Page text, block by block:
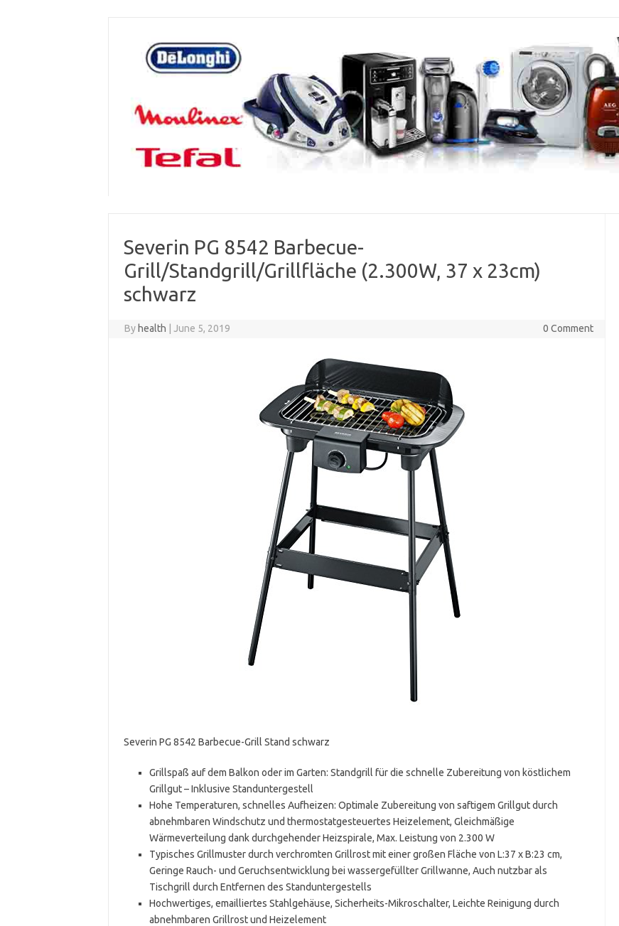
Severin PG 8542 Barbecue-
Grill/Standgrill/Grillfläche (2.300W, 37 x 23cm)
schwarz
By health June 5, 2019 0 Comment
Severin PG 8542 Barbecue-Grill Stand schwarz
Grillspaß auf dem Balkon oder im Garten: Standgrill für die schnelle Zubereitung von köstlichem
Grillgut – Inklusive Standuntergestell
Hohe Temperaturen, schnelles Aufheizen: Optimale Zubereitung von saftigem Grillgut durch
abnehmbaren Windschutz und thermostatgesteuertes Heizelement, Gleichmäßige
Wärmeverteilung dank durchgehender Heizspirale, Max. Leistung von 2.300 W
Typisches Grillmuster durch verchromten Grillrost mit einer großen Fläche von L:37 x B:23 cm,
Geringe Rauch- und Geruchsentwicklung bei wassergefüllter Grillwanne, Auch nutzbar als
Tischgrill durch Entfernen des Standuntergestells
Hochwertiges, emailliertes Stahlgehäuse, Sicherheits-Mikroschalter, Leichte Reinigung durch
abnehmbaren Grillrost und Heizelement